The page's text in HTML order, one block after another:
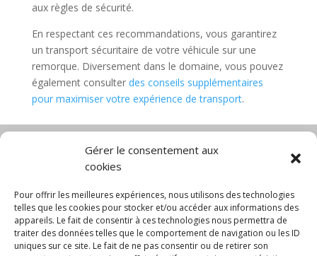
Gérer le consentement aux
cookies
Pour offrir les meilleures expériences, nous utilisons des technologies
telles que les cookies pour stocker et/ou accéder aux informations des
appareils. Le fait de consentir à ces technologies nous permettra de
traiter des données telles que le comportement de navigation ou les ID
uniques sur ce site. Le fait de ne pas consentir ou de retirer son
aux règles de sécurité.
En respectant ces recommandations, vous garantirez
un transport sécuritaire de votre véhicule sur une
remorque. Diversement dans le domaine, vous pouvez
également consulter des conseils supplémentaires
pour maximiser votre expérience de transport.
Diable électrique
Chariot manutention
CGV
Mentions légales
Politique de confidentialité et protection des
données